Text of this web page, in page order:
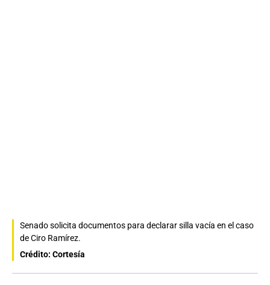
Senado solicita documentos para declarar silla vacía en el caso
de Ciro Ramírez.
Crédito: Cortesía